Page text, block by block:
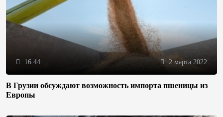
16:44 2 марта 2022
В Грузии обсуждают возможность импорта пшеницы из
Европы